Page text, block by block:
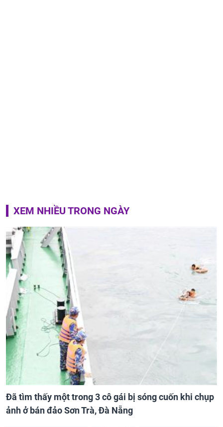
XEM NHIỀU TRONG NGÀY
Đã tìm thấy một trong 3 cô gái bị sóng cuốn khi chụp
ảnh ở bán đảo Sơn Trà, Đà Nẵng